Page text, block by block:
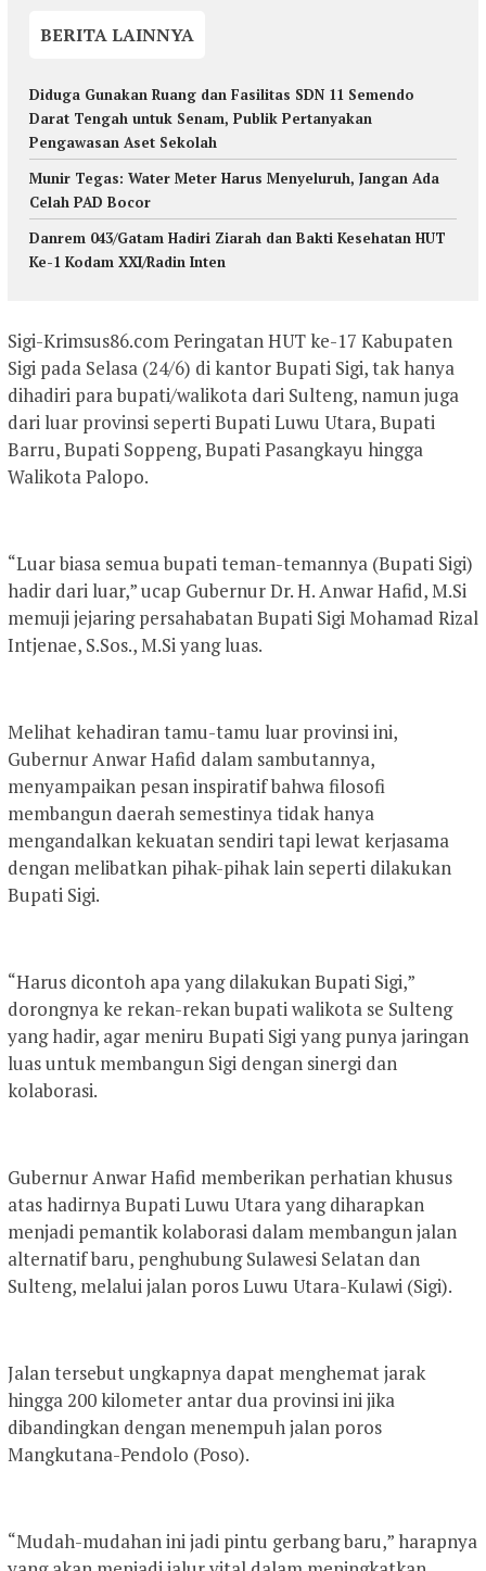
BERITA LAINNYA
Diduga Gunakan Ruang dan Fasilitas SDN 11 Semendo
Darat Tengah untuk Senam, Publik Pertanyakan
Pengawasan Aset Sekolah
Munir Tegas: Water Meter Harus Menyeluruh, Jangan Ada
Celah PAD Bocor
Danrem 043/Gatam Hadiri Ziarah dan Bakti Kesehatan HUT
Ke-1 Kodam XXI/Radin Inten
Sigi-Krimsus86.com Peringatan HUT ke-17 Kabupaten
Sigi pada Selasa (24/6) di kantor Bupati Sigi, tak hanya
dihadiri para bupati/walikota dari Sulteng, namun juga
dari luar provinsi seperti Bupati Luwu Utara, Bupati
Barru, Bupati Soppeng, Bupati Pasangkayu hingga
Walikota Palopo.
“Luar biasa semua bupati teman-temannya (Bupati Sigi)
hadir dari luar,” ucap Gubernur Dr. H. Anwar Hafid, M.Si
memuji jejaring persahabatan Bupati Sigi Mohamad Rizal
Intjenae, S.Sos., M.Si yang luas.
Melihat kehadiran tamu-tamu luar provinsi ini,
Gubernur Anwar Hafid dalam sambutannya,
menyampaikan pesan inspiratif bahwa filosofi
membangun daerah semestinya tidak hanya
mengandalkan kekuatan sendiri tapi lewat kerjasama
dengan melibatkan pihak-pihak lain seperti dilakukan
Bupati Sigi.
“Harus dicontoh apa yang dilakukan Bupati Sigi,”
dorongnya ke rekan-rekan bupati walikota se Sulteng
yang hadir, agar meniru Bupati Sigi yang punya jaringan
luas untuk membangun Sigi dengan sinergi dan
kolaborasi.
Gubernur Anwar Hafid memberikan perhatian khusus
atas hadirnya Bupati Luwu Utara yang diharapkan
menjadi pemantik kolaborasi dalam membangun jalan
alternatif baru, penghubung Sulawesi Selatan dan
Sulteng, melalui jalan poros Luwu Utara-Kulawi (Sigi).
Jalan tersebut ungkapnya dapat menghemat jarak
hingga 200 kilometer antar dua provinsi ini jika
dibandingkan dengan menempuh jalan poros
Mangkutana-Pendolo (Poso).
“Mudah-mudahan ini jadi pintu gerbang baru,” harapnya